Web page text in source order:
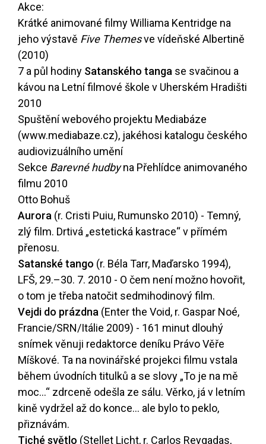
Akce:
Krátké animované filmy Williama Kentridge na
jeho výstavě Five Themesve vídeňské Albertině
(2010)
7 a půl hodiny Satanského tanga se svačinou a
kávou na Letní filmové škole v Uherském Hradišti
2010
Spuštění webového projektu Mediabáze
(www.mediabaze.cz), jakéhosi katalogu českého
audiovizuálního umění
Sekce Barevné hudbyna Přehlídce animovaného
filmu 2010
Otto Bohuš
Aurora (r. Cristi Puiu, Rumunsko 2010) - Temný,
zlý film. Drtivá „estetická kastrace“ v přímém
přenosu.
Satanské tango (r. Béla Tarr, Maďarsko 1994),
LFŠ, 29.–30. 7. 2010 - O čem není možno hovořit,
o tom je třeba natočit sedmihodinový film.
Vejdi do prázdna (Enter the Void, r. Gaspar Noé,
Francie/SRN/Itálie 2009) - 161 minut dlouhý
snímek věnuji redaktorce deníku Právo Věře
Míškové. Ta na novinářské projekci filmu vstala
během úvodních titulků a se slovy „To je na mě
moc...“ zdrceně odešla ze sálu. Věrko, já v letním
kině vydržel až do konce... ale bylo to peklo,
přiznávám.
Tiché světlo (Stellet Licht, r. Carlos Reygadas,